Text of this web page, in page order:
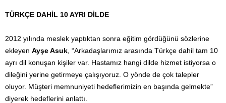
TÜRKÇE DAHİL 10 AYRI DİLDE
2012 yılında meslek yaptıktan sonra eğitim gördüğünü sözlerine
ekleyen Ayşe Asuk , “Arkadaşlarımız arasında Türkçe dahil tam 10
ayrı dil konuşan kişiler var. Hastamız hangi dilde hizmet istiyorsa o
dileğini yerine getirmeye çalışıyoruz. O yönde de çok talepler
oluyor. Müşteri memnuniyeti hedeflerimizin en başında gelmekte”
diyerek hedeflerini anlattı.